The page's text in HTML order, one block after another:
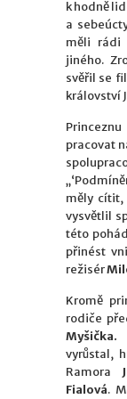
k hodně
a
měli rádi
jiného.
svěřil se
království
pracovat
měly cítit,
vysvětlil
této
přinést
režisér
Kromě
rodiče
Myšička.
vyrůstal,
Ramora
Fialová.